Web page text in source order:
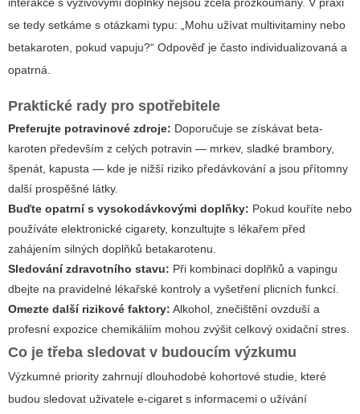
interakce s výživovými doplňky nejsou zcela prozkoumány. V praxi
se tedy setkáme s otázkami typu: „Mohu užívat multivitaminy nebo
betakaroten, pokud vapuju?“ Odpověď je často individualizovaná a
opatrná.
Praktické rady pro spotřebitele
Preferujte potravinové zdroje: Doporučuje se získávat beta-
karoten především z celých potravin — mrkev, sladké brambory,
špenát, kapusta — kde je nižší riziko předávkování a jsou přítomny
další prospěšné látky.
Buďte opatrní s vysokodávkovými doplňky: Pokud kouříte nebo
používáte elektronické cigarety, konzultujte s lékařem před
zahájením silných doplňků betakarotenu.
Sledování zdravotního stavu: Při kombinaci doplňků a vapingu
dbejte na pravidelné lékařské kontroly a vyšetření plicních funkcí.
Omezte další rizikové faktory: Alkohol, znečištění ovzduší a
profesní expozice chemikáliím mohou zvýšit celkový oxidační stres.
Co je třeba sledovat v budoucím výzkumu
Výzkumné priority zahrnují dlouhodobé kohortové studie, které
budou sledovat uživatele e-cigaret s informacemi o užívání